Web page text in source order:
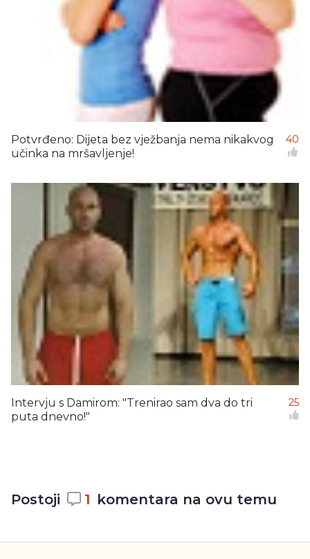
Potvrđeno: Dijeta bez vježbanja nema nikakvog
učinka na mršavljenje!
40
Intervju s Damirom: "Trenirao sam dva do tri
puta dnevno!"
25
Postoji 1 komentara na ovu temu